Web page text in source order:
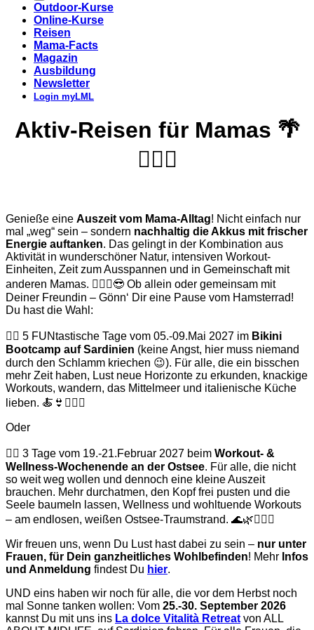
Outdoor-Kurse
Online-Kurse
Reisen
Mama-Facts
Magazin
Ausbildung
Newsletter
Login myLML
Aktiv-Reisen für Mamas 🌴
🏊🏽‍♀️
Genieße eine Auszeit vom Mama-Alltag! Nicht einfach nur
mal „weg“ sein – sondern nachhaltig die Akkus mit frischer
Energie auftanken. Das gelingt in der Kombination aus
Aktivität in wunderschöner Natur, intensiven Workout-
Einheiten, Zeit zum Ausspannen und in Gemeinschaft mit
anderen Mamas. 👩‍❤️‍👩😎 Ob allein oder gemeinsam mit
Deiner Freundin – Gönn‘ Dir eine Pause vom Hamsterrad!
Du hast die Wahl:
👉🏽 5 FUNtastische Tage vom 05.-09.Mai 2027 im Bikini
Bootcamp auf Sardinien (keine Angst, hier muss niemand
durch den Schlamm kriechen 😉). Für alle, die ein bisschen
mehr Zeit haben, Lust neue Horizonte zu erkunden, knackige
Workouts, wandern, das Mittelmeer und italienische Küche
lieben. 🍝👙🤸🏽‍♀️
Oder
👉🏽 3 Tage vom 19.-21.Februar 2027 beim Workout- &
Wellness-Wochenende an der Ostsee. Für alle, die nicht
so weit weg wollen und dennoch eine kleine Auszeit
brauchen. Mehr durchatmen, den Kopf frei pusten und die
Seele baumeln lassen, Wellness und wohltuende Workouts
– am endlosen, weißen Ostsee-Traumstrand. 🌊🌿💆🏽‍♀️
Wir freuen uns, wenn Du Lust hast dabei zu sein – nur unter
Frauen, für Dein ganzheitliches Wohlbefinden! Mehr Infos
und Anmeldung findest Du hier.
UND eins haben wir noch für alle, die vor dem Herbst noch
mal Sonne tanken wollen: Vom 25.-30. September 2026
kannst Du mit uns ins La dolce Vitalità Retreat von ALL